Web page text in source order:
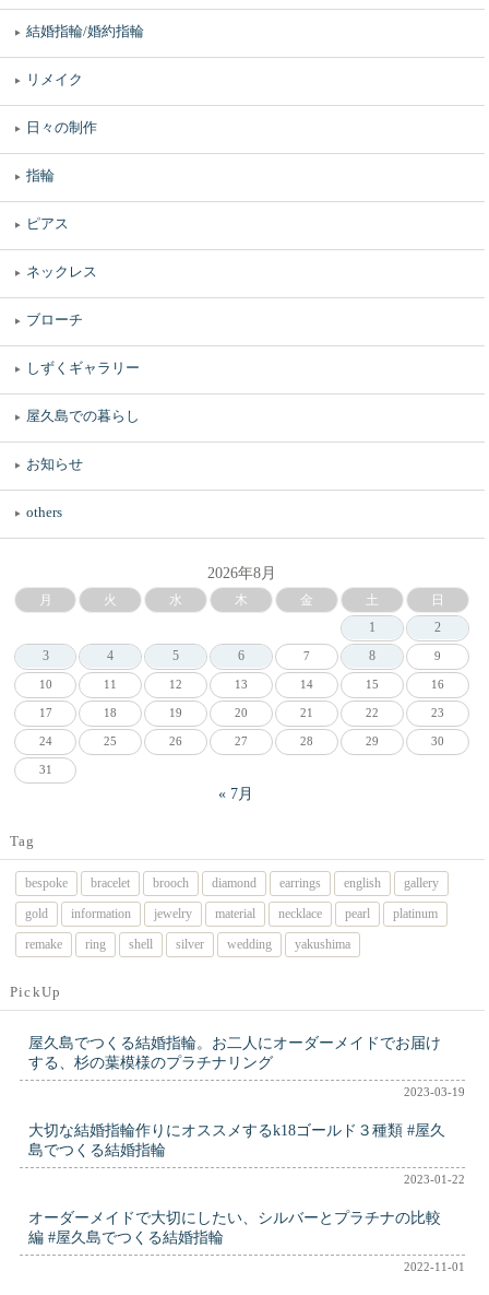
結婚指輪/婚約指輪
リメイク
日々の制作
指輪
ピアス
ネックレス
ブローチ
しずくギャラリー
屋久島での暮らし
お知らせ
others
2026年8月
月 火 水 木 金 土
日
1
2
3
4 5 6 7 8 9
10 11 12 13 14 15 16
17 18 19 20 21 22 23
24 25 26 27 28 29 30
31
« 7月
Tag
bespoke bracelet brooch diamond earrings english
gallery
gold
information jewelry material necklace pearl
platinum
remake
ring shell silver wedding yakushima
PickUp
屋久島でつくる結婚指輪。お二人にオーダーメイドでお届け
する、杉の葉模様のプラチナリング
2023-03-19
大切な結婚指輪作りにオススメするk18ゴールド３種類 #屋久
島でつくる結婚指輪
2023-01-22
オーダーメイドで大切にしたい、シルバーとプラチナの比較
編 #屋久島でつくる結婚指輪
2022-11-01